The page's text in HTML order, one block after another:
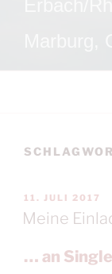
AM
11. JULI 2017
Meine
… an